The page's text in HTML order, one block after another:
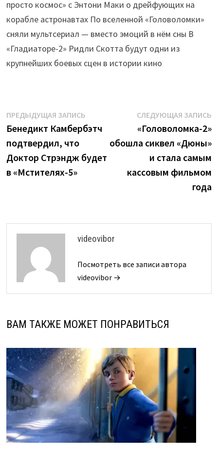
просто космос» с Энтони Маки о дрейфующих на
корабле астронавтах По вселенной «Головоломки»
сняли мультсериал — вместо эмоций в нём сны В
«Гладиаторе-2» Ридли Скотта будут одни из
крупнейших боевых сцен в истории кино
Навигация
по
записям
ПРЕДЫДУЩАЯ ЗАПИСЬПредыдущая
запись:
Бенедикт Камбербэтч
подтвердил, что
Доктор Стрэндж будет
в «Мстителях-5»
СЛЕДУЮЩАЯ ЗАПИСЬ
«Головоломка-2»
обошла сиквел «Дюны»
и стала самым
кассовым фильмом
года
videovibor
Посмотреть все записи автора
videovibor →
ВАМ ТАКЖЕ МОЖЕТ ПОНРАВИТЬСЯ